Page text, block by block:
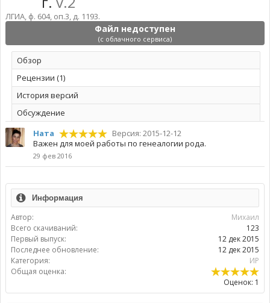
Файл недоступен
(с облачного сервиса)
ЛГИА, ф. 604, оп.3, д. 1193.
Обзoр
Рецензии (1)
История версий
Обсуждение
Ната
Версия: 2015-12-12
Важен для моей работы по генеалогии рода.
29 фев 2016
Информация
Автор:
Михаил
Всего скачиваний:
123
Первый выпуск:
12 дек 2015
Последнее обновление:
12 дек 2015
Категория:
ИР
Общая оценка:
Оценок: 1